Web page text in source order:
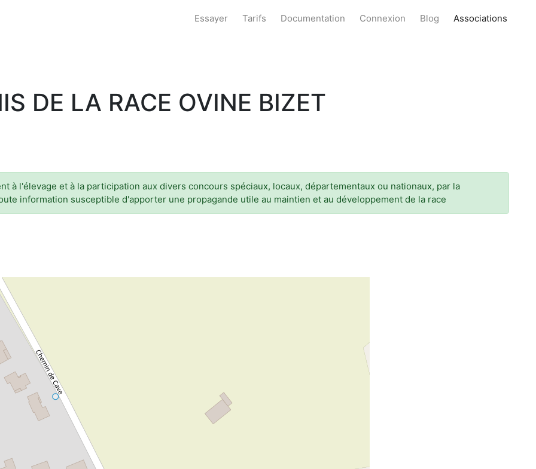
Essayer Tarifs Documentation Connexion Blog Associations
DE LA RACE OVINE BIZET
à l'élevage et à la participation aux divers concours spéciaux, locaux, départementaux ou nationaux, par la
information susceptible d'apporter une propagande utile au maintien et au développement de la race